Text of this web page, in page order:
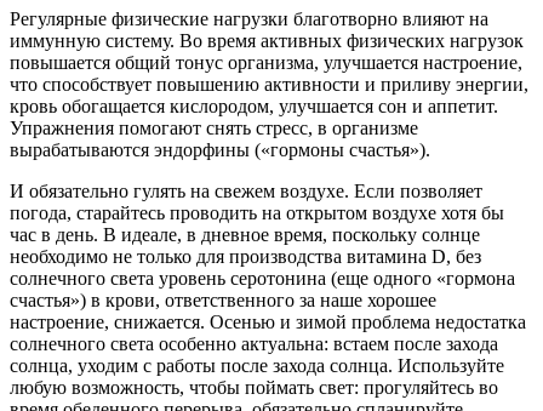
Регулярные физические нагрузки благотворно влияют на
иммунную систему. Во время активных физических нагрузок
повышается общий тонус организма, улучшается настроение,
что способствует повышению активности и приливу энергии,
кровь обогащается кислородом, улучшается сон и аппетит.
Упражнения помогают снять стресс, в организме
вырабатываются эндорфины («гормоны счастья»).
И обязательно гулять на свежем воздухе. Если позволяет
погода, старайтесь проводить на открытом воздухе хотя бы
час в день. В идеале, в дневное время, поскольку солнце
необходимо не только для производства витамина D, без
солнечного света уровень серотонина (еще одного «гормона
счастья») в крови, ответственного за наше хорошее
настроение, снижается. Осенью и зимой проблема недостатка
солнечного света особенно актуальна: встаем после захода
солнца, уходим с работы после захода солнца. Используйте
любую возможность, чтобы поймать свет: прогуляйтесь во